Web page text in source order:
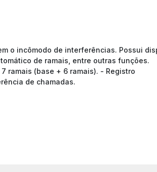
o incômodo de interferências. Possui
de ramais, entre outras funções.
ramais (base + 6 ramais). - Registro
de chamadas.